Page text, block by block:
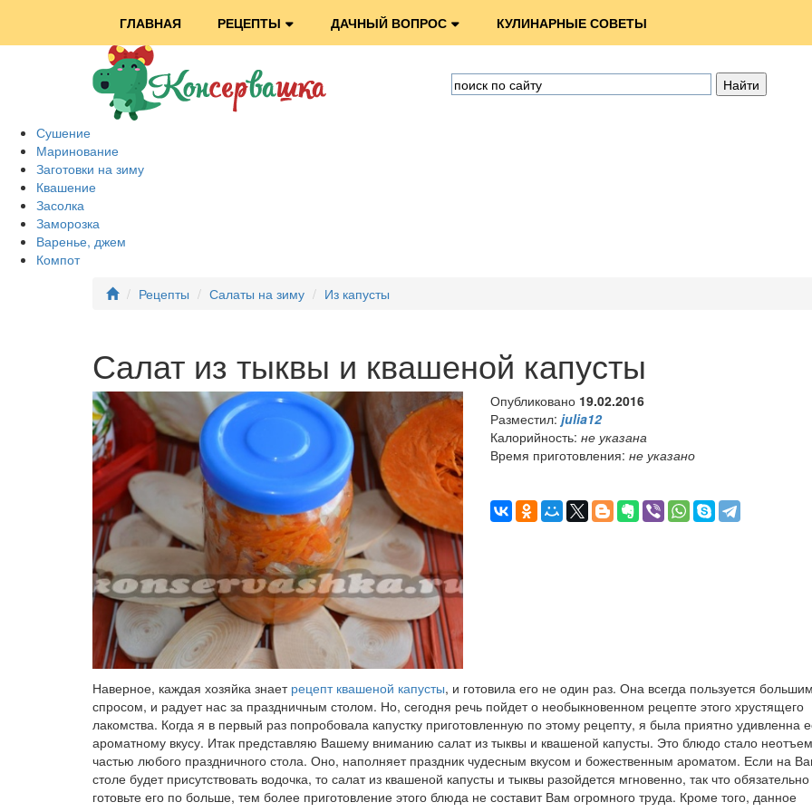
ГЛАВНАЯ РЕЦЕПТЫ ДАЧНЫЙ ВОПРОС
КУЛИНАРНЫЕ СОВЕТЫ
Сушение
Маринование
Заготовки на зиму
Квашение
Засолка
Заморозка
Варенье, джем
Компот
Рецепты
Салаты на зиму Из капусты
Салат из тыквы и квашеной капусты
Опубликовано 19.02.2016
Разместил: julia12
Калорийность: не указана
Время приготовления: не указано
Наверное, каждая хозяйка знает рецепт квашеной капусты, и готовила его не один раз. Она всегда пользуется большим
спросом, и радует нас за праздничным столом. Но, сегодня речь пойдет о необыкновенном рецепте этого хрустящего
лакомства. Когда я в первый раз попробовала капустку приготовленную по этому рецепту, я была приятно удивленна
ароматному вкусу. Итак представляю Вашему вниманию салат из тыквы и квашеной капусты. Это блюдо стало
частью любого праздничного стола. Оно, наполняет праздник чудесным вкусом и божественным ароматом. Если на
столе будет присутствовать водочка, то салат из квашеной капусты и тыквы разойдется мгновенно, так что обязательно
готовьте его по больше, тем более приготовление этого блюда не составит Вам огромного труда. Кроме того, данное